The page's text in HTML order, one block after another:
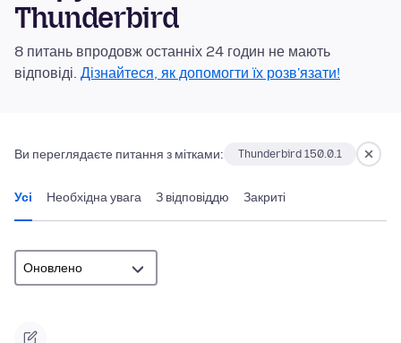
Thunderbird
8 питань впродовж останніх 24 годин не мають
відповіді. Дізнайтеся, як допомогти їх розв'язати!
Ви переглядаєте питання з мітками: Thunderbird 150.0.1
Усі Необхідна увага З відповіддю Закриті